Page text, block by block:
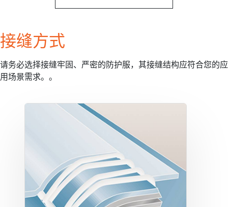
接缝方式
请务必选择接缝牢固、严密的防护服，其接缝结构应符合您的应
用场景需求。。